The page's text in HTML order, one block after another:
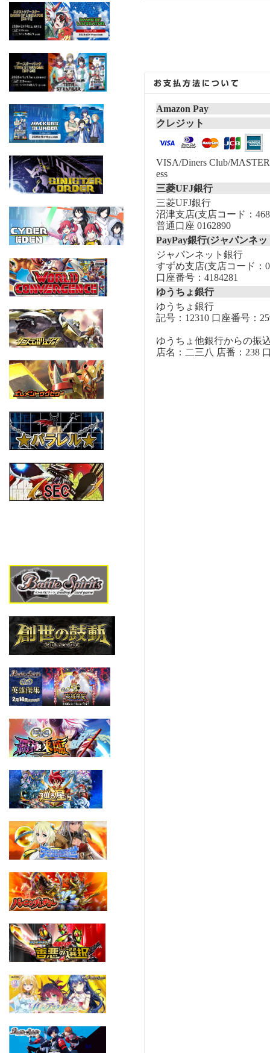
Amazon Pay
クレジット
VISA/Diners Club/
ess
三菱UFJ銀行
三菱UFJ銀行
沼津支店(支店コード：
普通口座 0162890
PayPay銀行(ジャパンネ
ジャパンネット銀行
すずめ支店(支店コード：
口座番号：4184281
ゆうちょ銀行
ゆうちょ銀行
記号：12310 口座番号：
ゆうちょ他銀行からの振
店名：二三八 店番：238